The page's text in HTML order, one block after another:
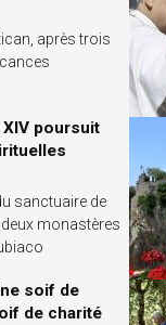
après trois
poursuit
sanctuaire de
monastères
soif de
de charité